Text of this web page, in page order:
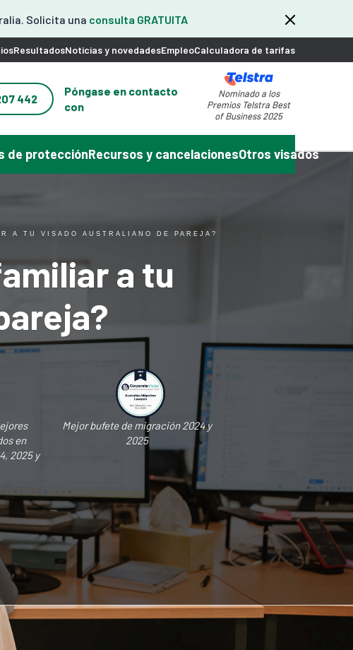
Solicita una consulta GRATUITA
ResultadosNoticias y novedadesEmpleoCalculadora de tarifas
442
Póngase en contacto
con
Nominado a los
Premios Telstra Best
of Business 2025
de protecciónRecursos y cancelacionesOtros visados
A TU VISADO AUSTRALIANO DE PAREJA?
a tu
en
2025 y
Mejor bufete de migración 2024 y
2025